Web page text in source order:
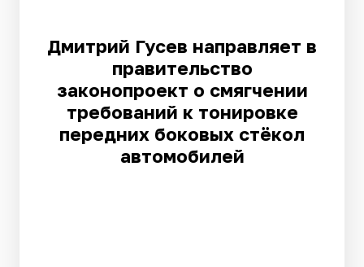
Дмитрий Гусев направляет в
правительство
законопроект о смягчении
требований к тонировке
передних боковых стёкол
автомобилей